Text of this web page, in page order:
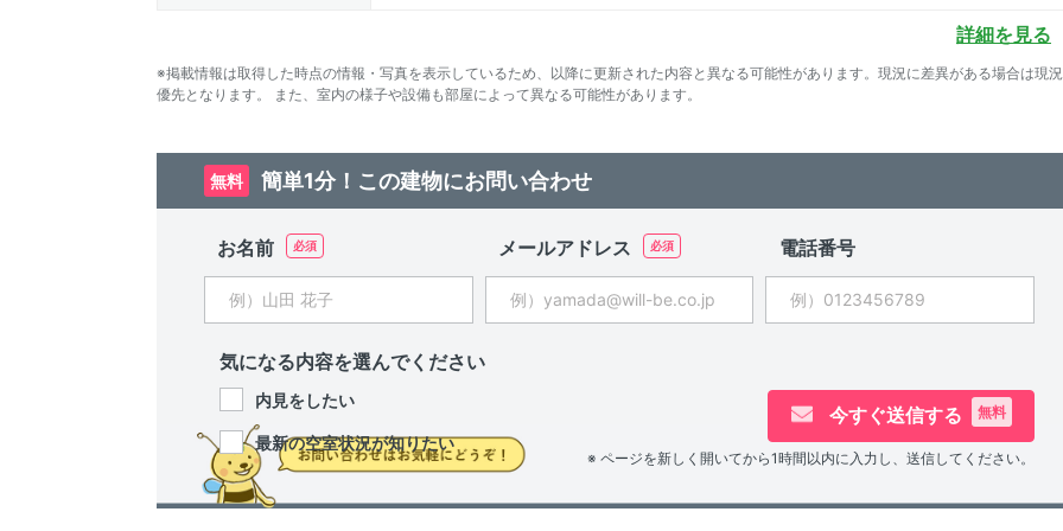
詳細を見る
※掲載情報は取得した時点の情報・写真を表示しているため、以降に更新された内容と異なる可能性があります。現況に差異がある場合は現
優先となります。 また、室内の様子や設備も部屋によって異なる可能性があります。
無料 簡単1分！この建物にお問い合わせ
お名前 メールアドレス 電話番号
気になる内容を選んでください
内見をしたい
最新の空室状況が知りたい
今すぐ送信する 無料
※ ページを新しく開いてから1時間以内に入力し、送信してください。